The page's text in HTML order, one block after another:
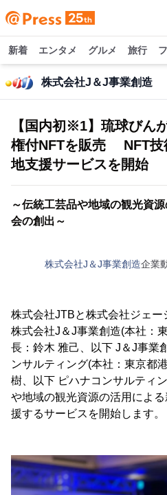
新着 エンタメ グルメ 旅行
株式会社J＆J事業創造
【国内初※1】琉球びん
権付NFTを販売 NFT技
地支援サービスを開始
～伝統工芸品や地域の観光資
会の創出～
株式会社J＆J事業創造企業
株式会社JTBと株式会社ジェー
株式会社J＆J事業創造(本社：
長：鈴木 雅己、以下 J＆J事業
ンサルティング(本社：東京都
樹、以下 ピハナコンサルティ
や地域の観光資源の活用によ
援するサービスを開始します。